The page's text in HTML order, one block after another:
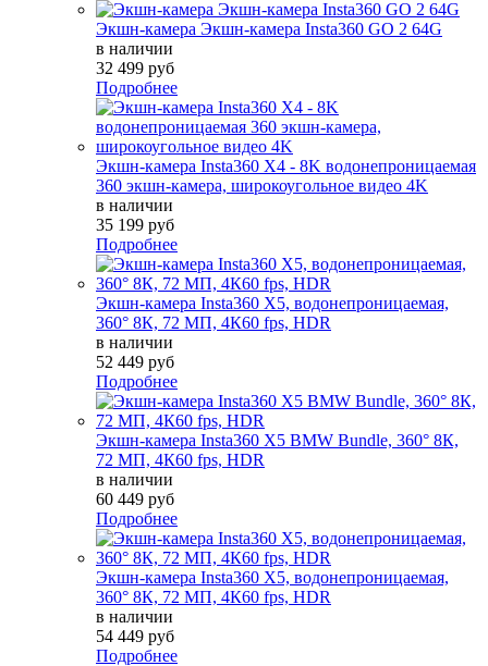
Экшн-камера Экшн-камера Insta360 GO 2 64G
в наличии
32 499 руб
Подробнее
Экшн-камера Insta360 X4 - 8K водонепроницаемая
360 экшн-камера, широкоугольное видео 4K
в наличии
35 199 руб
Подробнее
Экшн-камера Insta360 X5, водонепроницаемая,
360° 8К, 72 МП, 4К60 fps, HDR
в наличии
52 449 руб
Подробнее
Экшн-камера Insta360 X5 BMW Bundle, 360° 8К,
72 МП, 4К60 fps, HDR
в наличии
60 449 руб
Подробнее
Экшн-камера Insta360 X5, водонепроницаемая,
360° 8К, 72 МП, 4К60 fps, HDR
в наличии
54 449 руб
Подробнее